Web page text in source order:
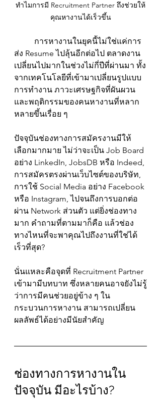
ทำไมการมี Recruitment Partner ถึงช่วยให้
คุณหางานได้เร็วขึ้น
ส่ง Resume ไปลุ้นอีกต่อไป ตลาดงาน
เปลี่ยนไปมากในช่วงไม่กี่ปีที่ผ่านมา ทั้ง
จากเทคโนโลยีที่เข้ามาเปลี่ยนรูปแบบ
การทำงาน ภาวะเศรษฐกิจที่ผันผวน
และพฤติกรรมของคนหางานที่หลาก
หลายขึ้นเรื่อย ๆ
ปัจจุบันช่องทางการสมัครงานมีให้
เลือกมากมาย ไม่ว่าจะเป็น Job Board
อย่าง LinkedIn, JobsDB หรือ Indeed,
การสมัครตรงผ่านเว็บไซต์ของบริษัท,
การใช้ Social Media อย่าง Facebook
หรือ Instagram, ไปจนถึงการบอกต่อ
ผ่าน Network ส่วนตัว แต่ยิ่งช่องทาง
มาก คำถามที่ตามมาก็คือ แล้วช่อง
ทางไหนที่จะพาคุณไปถึงงานที่ใช่ได้
เร็วที่สุด?
นั่นแหละคือจุดที่ Recruitment Partner
เข้ามามีบทบาท ซึ่งหลายคนอาจยังไม่รู้
ว่าการมีคนช่วยอยู่ข้าง ๆ ใน
กระบวนการหางาน สามารถเปลี่ยน
ผลลัพธ์ได้อย่างมีนัยสำคัญ
ช่องทางการหางานใน
ปัจจุบัน มีอะไรบ้าง?